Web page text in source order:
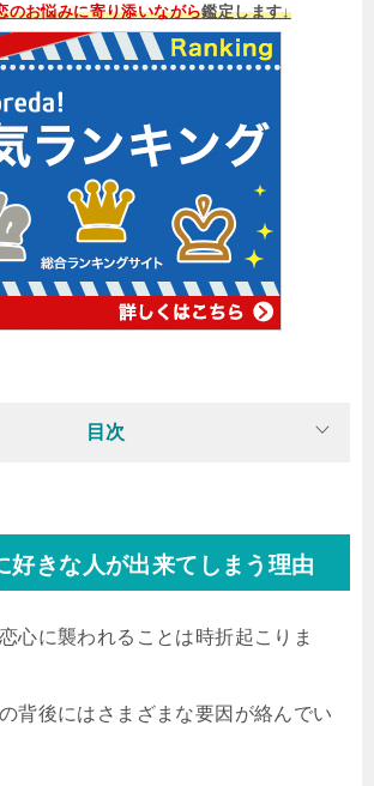
のお悩みに寄り添いながら鑑定します↓
目次
好きな人が出来てしまう理由
心に襲われることは時折起こりま
背後にはさまざまな要因が絡んでい